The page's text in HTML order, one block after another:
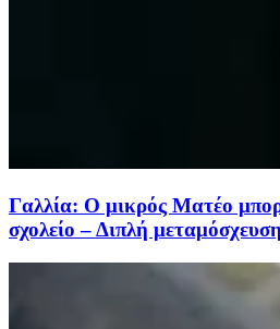
Γαλλία: Ο μικρός Ματέο
σχολείο – Διπλή